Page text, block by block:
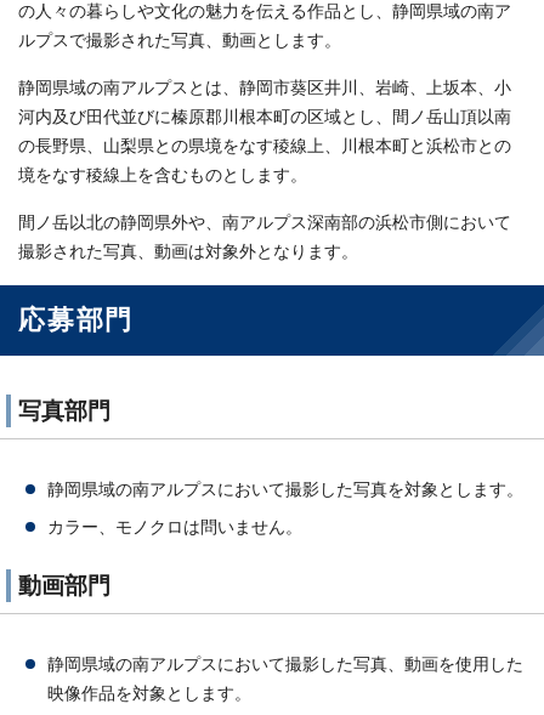
の人々の暮らしや文化の魅力を伝える作品とし、静岡県域の南ア
ルプスで撮影された写真、動画とします。
静岡県域の南アルプスとは、静岡市葵区井川、岩崎、上坂本、小
河内及び田代並びに榛原郡川根本町の区域とし、間ノ岳山頂以南
の長野県、山梨県との県境をなす稜線上、川根本町と浜松市との
境をなす稜線上を含むものとします。
間ノ岳以北の静岡県外や、南アルプス深南部の浜松市側において
撮影された写真、動画は対象外となります。
応募部門
写真部門
静岡県域の南アルプスにおいて撮影した写真を対象とします。
カラー、モノクロは問いません。
動画部門
静岡県域の南アルプスにおいて撮影した写真、動画を使用した
映像作品を対象とします。